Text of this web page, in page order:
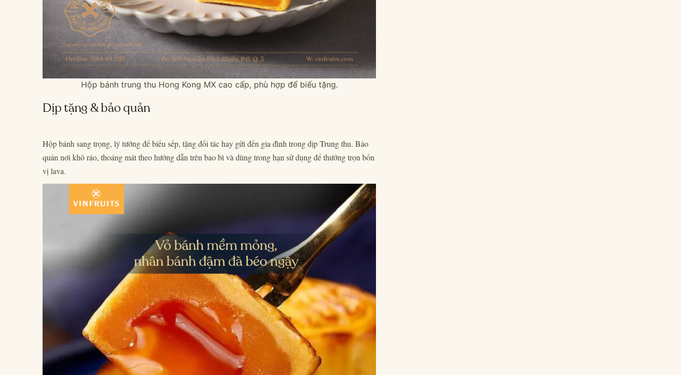
Hộp bánh trung thu Hong Kong MX cao cấp, phù hợp để biếu tặng.
Dịp tặng & bảo quản
Hộp bánh sang trọng, lý tưởng để biếu sếp, tặng đối tác hay gửi đến gia đình trong dịp Trung thu. Bảo
quản nơi khô ráo, thoáng mát theo hướng dẫn trên bao bì và dùng trong hạn sử dụng để thưởng trọn bốn
vị lava.